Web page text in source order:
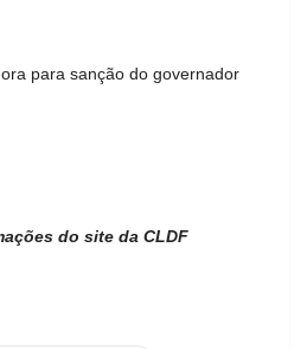
para sanção do governador
do site da CLDF